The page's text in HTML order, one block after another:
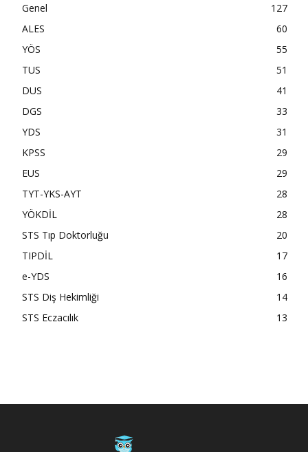
Genel
127
ALES
60
YÖS
55
TUS
51
DUS
41
DGS
33
YDS
31
KPSS
29
EUS
29
TYT-YKS-AYT
28
YÖKDİL
28
STS Tıp Doktorluğu
20
TIPDİL
17
e-YDS
16
STS Diş Hekimliği
14
STS Eczacılık
13